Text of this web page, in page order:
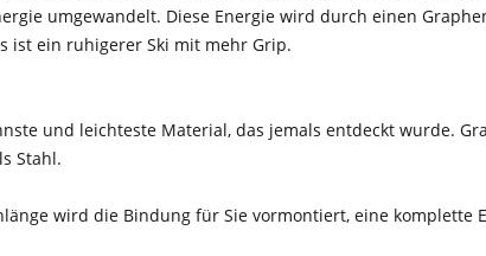
umgewandelt. Diese Energie wird durch einen
ist ein ruhigerer Ski mit mehr Grip.
und leichteste Material, das jemals entdeckt wurde.
Stahl.
wird die Bindung für Sie vormontiert, eine komplette